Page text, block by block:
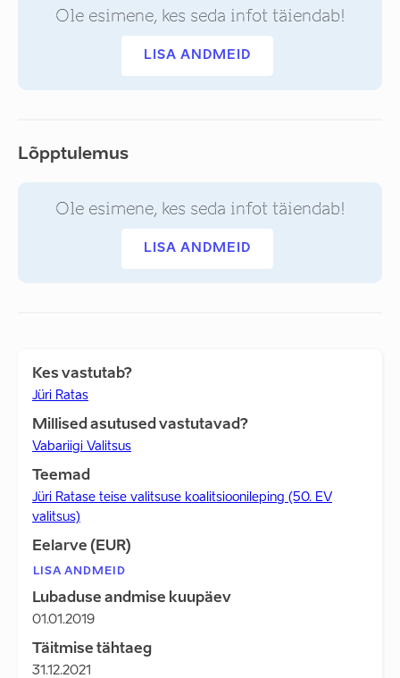
Ole esimene, kes seda infot täiendab!
LISA ANDMEID
Lõpptulemus
Ole esimene, kes seda infot täiendab!
LISA ANDMEID
Kes vastutab?
Jüri Ratas
Millised asutused vastutavad?
Vabariigi Valitsus
Teemad
Jüri Ratase teise valitsuse koalitsioonileping (50. EV
valitsus)
Eelarve (EUR)
LISA ANDMEID
Lubaduse andmise kuupäev
01.01.2019
Täitmise tähtaeg
31.12.2021